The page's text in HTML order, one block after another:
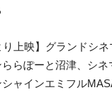
り上映】グランドシ
らぽーと沼津、シ
ャインエミフル